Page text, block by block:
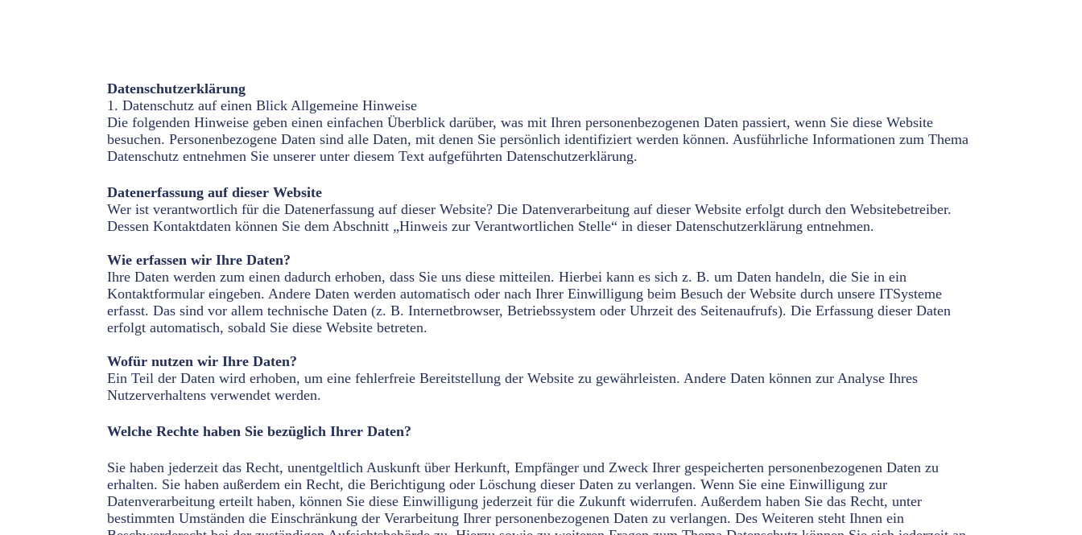
Datenschutzerklärung
1. Datenschutz auf einen Blick Allgemeine Hinweise
Die folgenden Hinweise geben einen einfachen Überblick darüber, was mit Ihren personenbezogenen Daten passiert, wenn Sie diese Website
besuchen. Personenbezogene Daten sind alle Daten, mit denen Sie persönlich identifiziert werden können. Ausführliche Informationen zum Thema
Datenschutz entnehmen Sie unserer unter diesem Text aufgeführten Datenschutzerklärung.
Datenerfassung auf dieser Website
Wer ist verantwortlich für die Datenerfassung auf dieser Website? Die Datenverarbeitung auf dieser Website erfolgt durch den Websitebetreiber.
Dessen Kontaktdaten können Sie dem Abschnitt „Hinweis zur Verantwortlichen Stelle“ in dieser Datenschutzerklärung entnehmen.
Wie erfassen wir Ihre Daten?
Ihre Daten werden zum einen dadurch erhoben, dass Sie uns diese mitteilen. Hierbei kann es sich z. B. um Daten handeln, die Sie in ein
Kontaktformular eingeben. Andere Daten werden automatisch oder nach Ihrer Einwilligung beim Besuch der Website durch unsere ITSysteme
erfasst. Das sind vor allem technische Daten (z. B. Internetbrowser, Betriebssystem oder Uhrzeit des Seitenaufrufs). Die Erfassung dieser Daten
erfolgt automatisch, sobald Sie diese Website betreten.
Wofür nutzen wir Ihre Daten?
Ein Teil der Daten wird erhoben, um eine fehlerfreie Bereitstellung der Website zu gewährleisten. Andere Daten können zur Analyse Ihres
Nutzerverhaltens verwendet werden.
Welche Rechte haben Sie bezüglich Ihrer Daten?
Sie haben jederzeit das Recht, unentgeltlich Auskunft über Herkunft, Empfänger und Zweck Ihrer gespeicherten personenbezogenen Daten zu
erhalten. Sie haben außerdem ein Recht, die Berichtigung oder Löschung dieser Daten zu verlangen. Wenn Sie eine Einwilligung zur
Datenverarbeitung erteilt haben, können Sie diese Einwilligung jederzeit für die Zukunft widerrufen. Außerdem haben Sie das Recht, unter
bestimmten Umständen die Einschränkung der Verarbeitung Ihrer personenbezogenen Daten zu verlangen. Des Weiteren steht Ihnen ein